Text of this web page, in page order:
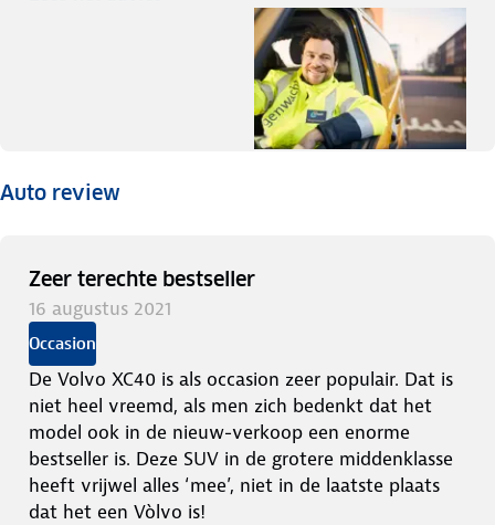
Auto review
Zeer terechte bestseller
16 augustus 2021
Occasion
De Volvo XC40 is als occasion zeer populair. Dat is
niet heel vreemd, als men zich bedenkt dat het
model ook in de nieuw-verkoop een enorme
bestseller is. Deze SUV in de grotere middenklasse
heeft vrijwel alles ‘mee’, niet in de laatste plaats
dat het een Vòlvo is!